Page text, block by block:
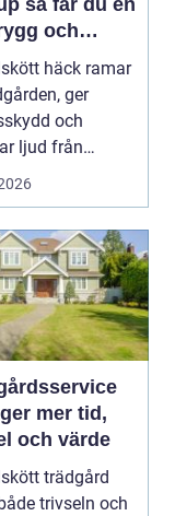
en
och
häck året
häck ramar
ger
och
ljud från
Samtidigt kan
mer tid,
och värde
trädgård
trivseln och